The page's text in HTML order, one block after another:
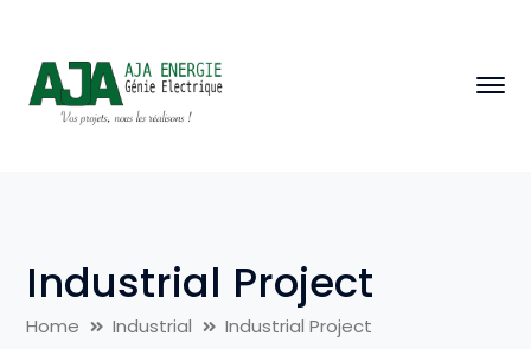
Industrial Project
Home Industrial Industrial Project